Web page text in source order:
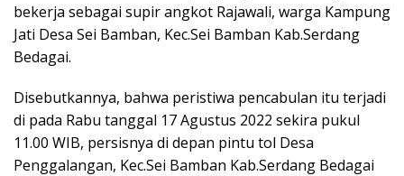
bekerja sebagai supir angkot Rajawali, warga Kampung
Jati Desa Sei Bamban, Kec.Sei Bamban Kab.Serdang
Bedagai.
Disebutkannya, bahwa peristiwa pencabulan itu terjadi
di pada Rabu tanggal 17 Agustus 2022 sekira pukul
11.00 WIB, persisnya di depan pintu tol Desa
Penggalangan, Kec.Sei Bamban Kab.Serdang Bedagai